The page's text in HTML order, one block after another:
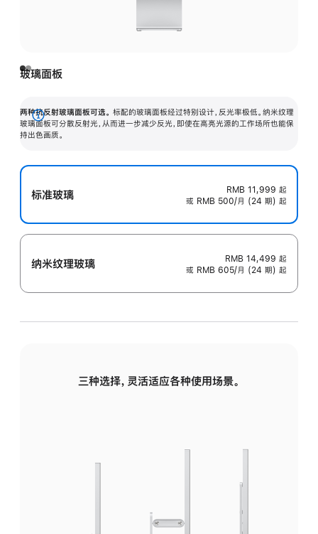
玻璃面板
两种抗反射玻璃面板可选。 标配的玻璃面板经过特别设计，反光率极低。纳米纹理
玻璃面板可分散反射光，从而进一步减少反光，即使在高亮光源的工作场所也能保
持出色画质。
展
开
标准玻璃 RMB 11,999 起
或 RMB 500/月 (24 期) 起
纳米纹理玻璃 RMB 14,499 起
或 RMB 605/月 (24 期) 起
三种选择，灵活适应各种使用场景。